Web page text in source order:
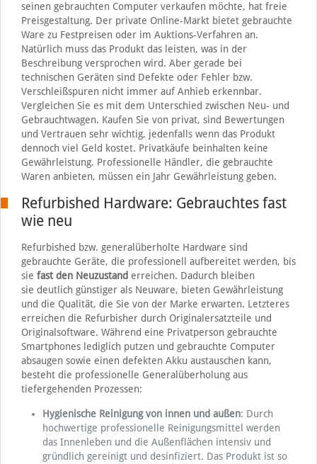
seinen gebrauchten Computer verkaufen möchte, hat freie
Preisgestaltung. Der private Online-Markt bietet gebrauchte
Ware zu Festpreisen oder im Auktions-Verfahren an.
Natürlich muss das Produkt das leisten, was in der
Beschreibung versprochen wird. Aber gerade bei
technischen Geräten sind Defekte oder Fehler bzw.
Verschleißspuren nicht immer auf Anhieb erkennbar.
Vergleichen Sie es mit dem Unterschied zwischen Neu- und
Gebrauchtwagen. Kaufen Sie von privat, sind Bewertungen
und Vertrauen sehr wichtig, jedenfalls wenn das Produkt
dennoch viel Geld kostet. Privatkäufe beinhalten keine
Gewährleistung. Professionelle Händler, die gebrauchte
Waren anbieten, müssen ein Jahr Gewährleistung geben.
Refurbished Hardware: Gebrauchtes fast
wie neu
Refurbished bzw. generalüberholte Hardware sind
gebrauchte Geräte, die professionell aufbereitet werden, bis
sie fast den Neuzustand erreichen. Dadurch bleiben
sie deutlich günstiger als Neuware, bieten Gewährleistung
und die Qualität, die Sie von der Marke erwarten. Letzteres
erreichen die Refurbisher durch Originalersatzteile und
Originalsoftware. Während eine Privatperson gebrauchte
Smartphones lediglich putzen und gebrauchte Computer
absaugen sowie einen defekten Akku austauschen kann,
besteht die professionelle Generalüberholung aus
tiefergehenden Prozessen:
Hygienische Reinigung von innen und außen: Durch
hochwertige professionelle Reinigungsmittel werden
das Innenleben und die Außenflächen intensiv und
gründlich gereinigt und desinfiziert. Das Produkt ist so